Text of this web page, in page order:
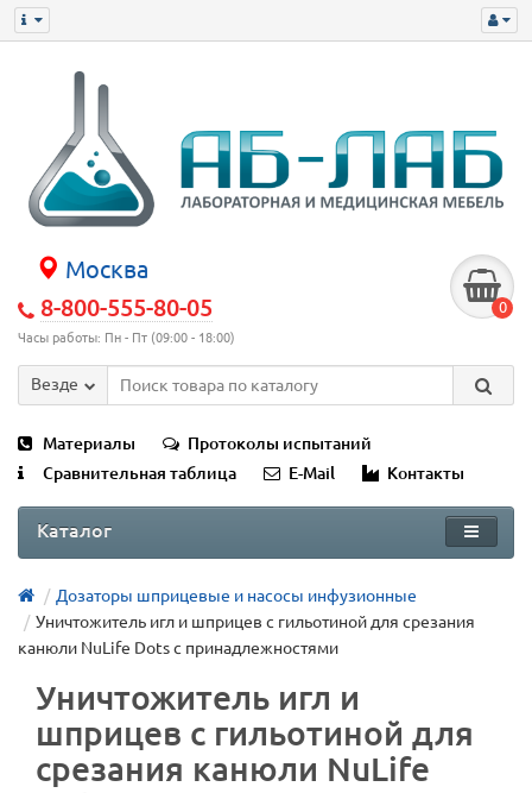
Москва
8-800-555-80-05
Часы работы: Пн - Пт (09:00 - 18:00)
0
Везде
Материалы
Протоколы испытаний
Сравнительная таблица
E-Mail Контакты
Каталог
Дозаторы шприцевые и насосы инфузионные
Уничтожитель игл и шприцев с гильотиной для срезания
канюли NuLife Dots с принадлежностями
Уничтожитель игл и
шприцев с гильотиной для
срезания канюли NuLife